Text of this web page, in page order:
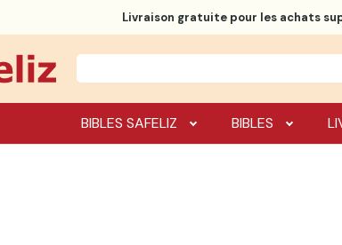
Livraison gratuitepour les achats
BIBLES SAFELIZ BIBLES